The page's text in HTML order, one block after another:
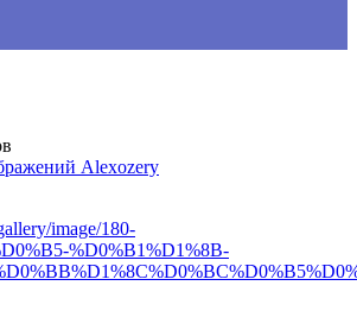
Alexozery
image/180-
%D0%B1%D1%8B-